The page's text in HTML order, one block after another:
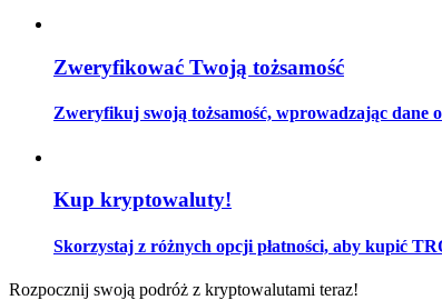
Informacja
Analiza Big Data, w tym informacje handlowe itp.
Zweryfikować Twoją tożsamość
Zweryfikuj swoją tożsamość, wprowadzając dane
Kup kryptowaluty!
Skorzystaj z różnych opcji płatności, aby kupić
Rozpocznij swoją podróż z kryptowalutami teraz!